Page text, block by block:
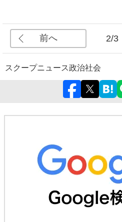
前へ 2/3
スクープニュース政治社会